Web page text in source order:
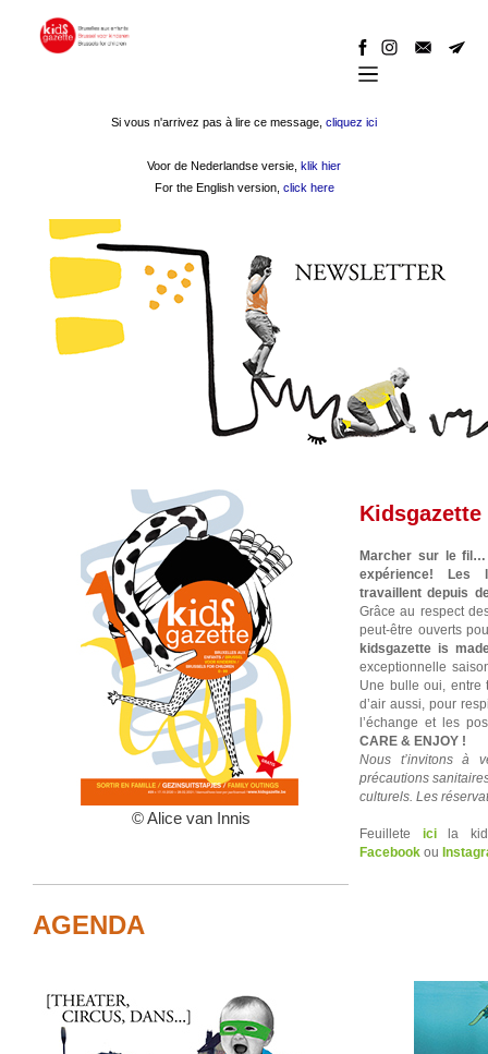
Si vous n'arrivez pas à lire ce message, cliquez ici
Voor de Nederlandse versie, klik hier
For the English version, click here
© Alice van Innis
Kidsgazette
Marcher sur le fil…
expérience! Les
travaillent depuis
Grâce au respect
peut-être ouverts
kidsgazette is
exceptionnelle
Une bulle oui, entre
d’air aussi, pour
l’échange et les
CARE & ENJOY !
Nous t’invitons à
précautions
culturels. Les
Feuillete icila
Facebook ou
AGENDA